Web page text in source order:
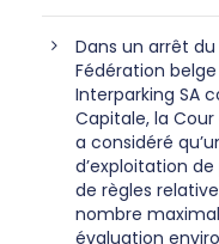
Dans un arrêt
Fédération
Interparking SA
Capitale, la
a considéré
d’exploitation
de règles
nombre
évaluation